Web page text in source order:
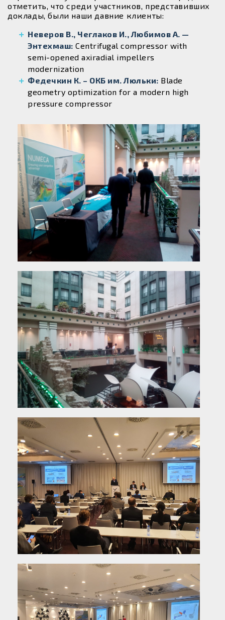
отметить, что среди участников, представивших
доклады, были наши давние клиенты:
Неверов В., Чеглаков И., Любимов А. —
Энтехмаш: Centrifugal compressor with
semi-opened axiradial impellers
modernization
Федечкин К. – ОКБ им. Люльки: Blade
geometry optimization for a modern high
pressure compressor